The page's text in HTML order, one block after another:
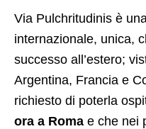
Via Pulchritudinis è
internazionale, unica,
successo all’estero;
Argentina, Francia e
richiesto di poterla
ora a Roma e che nei